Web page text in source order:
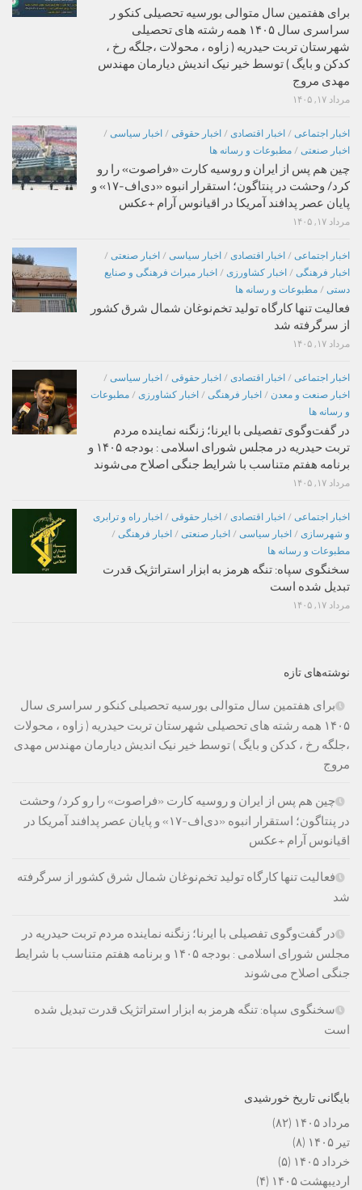
برای هفتمین سال متوالی بورسیه تحصیلی کنکو ر
سراسری سال ۱۴۰۵ همه رشته های تحصیلی
شهرستان تربت حیدریه ( زاوه ، محولات ،جلگه رخ ،
کدکن و بایگ ) توسط خیر نیک اندیش دیارمان مهندس
مهدی مروج
مرداد ۱۷, ۱۴۰۵
اخبار اجتماعی / اخبار اقتصادی / اخبار حقوقی / اخبار سیاسی /
اخبار صنعتی / مطبوعات و رسانه ها
چین هم پس از ایران و روسیه کارت «فراصوت» را رو
کرد/ وحشت در پنتاگون؛ استقرار انبوه «دی‌اف‑۱۷» و
پایان عصر پدافند آمریکا در اقیانوس آرام +عکس
مرداد ۱۷, ۱۴۰۵
اخبار اجتماعی / اخبار اقتصادی / اخبار سیاسی / اخبار صنعتی /
اخبار فرهنگی / اخبار کشاورزی / اخبار میراث فرهنگی و صنایع
دستی / مطبوعات و رسانه ها
فعالیت تنها کارگاه تولید تخم‌نوغان شمال شرق کشور
از سرگرفته شد
مرداد ۱۷, ۱۴۰۵
اخبار اجتماعی / اخبار اقتصادی / اخبار حقوقی / اخبار سیاسی /
اخبار صنعت و معدن / اخبار فرهنگی / اخبار کشاورزی / مطبوعات
و رسانه ها
در گفت‌وگوی تفصیلی با ایرنا؛ زنگنه نماینده مردم
تربت حیدریه در مجلس شورای اسلامی : بودجه ۱۴۰۵ و
برنامه هفتم متناسب با شرایط جنگی اصلاح می‌شوند
مرداد ۱۷, ۱۴۰۵
اخبار اجتماعی / اخبار اقتصادی / اخبار حقوقی / اخبار راه و ترابری
و شهرسازی / اخبار سیاسی / اخبار صنعتی / اخبار فرهنگی /
مطبوعات و رسانه ها
سخنگوی سپاه: تنگه هرمز به ابزار استراتژیک قدرت
تبدیل شده است
مرداد ۱۷, ۱۴۰۵
نوشته‌های تازه
برای هفتمین سال متوالی بورسیه تحصیلی کنکو ر سراسری سال
۱۴۰۵ همه رشته های تحصیلی شهرستان تربت حیدریه ( زاوه ، محولات
،جلگه رخ ، کدکن و بایگ ) توسط خیر نیک اندیش دیارمان مهندس مهدی
مروج
چین هم پس از ایران و روسیه کارت «فراصوت» را رو کرد/ وحشت
در پنتاگون؛ استقرار انبوه «دی‌اف‑۱۷» و پایان عصر پدافند آمریکا در
اقیانوس آرام +عکس
فعالیت تنها کارگاه تولید تخم‌نوغان شمال شرق کشور از سرگرفته
شد
در گفت‌وگوی تفصیلی با ایرنا؛ زنگنه نماینده مردم تربت حیدریه در
مجلس شورای اسلامی : بودجه ۱۴۰۵ و برنامه هفتم متناسب با شرایط
جنگی اصلاح می‌شوند
سخنگوی سپاه: تنگه هرمز به ابزار استراتژیک قدرت تبدیل شده
است
بایگانی تاریخ خورشیدی
مرداد ۱۴۰۵
(۸۲)
تیر ۱۴۰۵
(۸)
خرداد ۱۴۰۵
(۵)
اردیبهشت ۱۴۰۵
(۴)